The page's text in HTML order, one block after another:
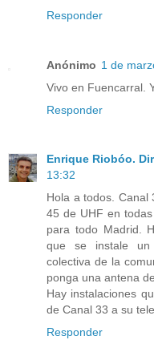
Responder
Anónimo 1 de
Vivo en Fuencarral.
Responder
Enrique Riobóo.
13:32
Hola a todos. Canal
45 de UHF en
para todo Madrid.
que se instale un
colectiva de la
ponga una antena
Hay instalaciones
de Canal 33 a su
Responder